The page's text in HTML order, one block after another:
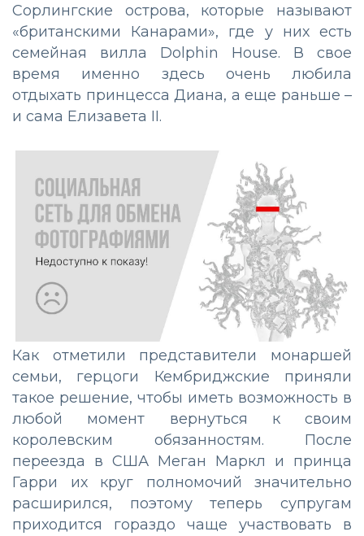
Сорлингские острова, которые называют
«британскими Канарами», где у них есть
семейная вилла Dolphin House. В свое
время именно здесь очень любила
отдыхать принцесса Диана, а еще раньше –
и сама Елизавета II.
Как отметили представители монаршей
семьи, герцоги Кембриджские приняли
такое решение, чтобы иметь возможность в
любой момент вернуться к своим
королевским обязанностям. После
переезда в США Меган Маркл и принца
Гарри их круг полномочий значительно
расширился, поэтому теперь супругам
приходится гораздо чаще участвовать в